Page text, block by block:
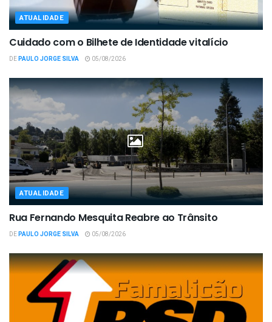
ATUALIDADE
Cuidado com o Bilhete de Identidade vitalício
DEPAULO JORGE SILVA 05/08/2026
ATUALIDADE
Rua Fernando Mesquita Reabre ao Trânsito
DEPAULO JORGE SILVA 05/08/2026